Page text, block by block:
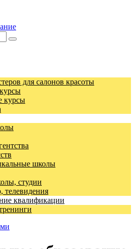
для салонов красоты
курсы
школы
студии
квалификации